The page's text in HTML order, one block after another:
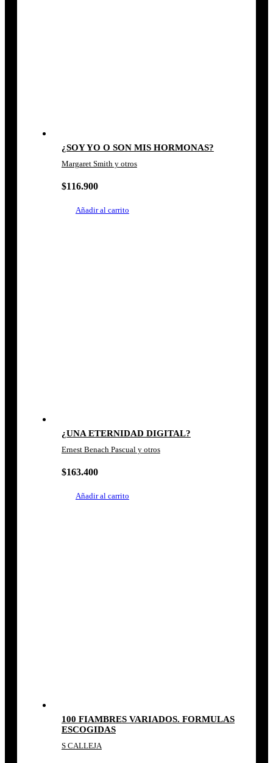
¿SOY YO O SON MIS HORMONAS?
Margaret Smith y otros
$116.900
Añadir al carrito
¿UNA ETERNIDAD DIGITAL?
Ernest Benach Pascual y otros
$163.400
Añadir al carrito
100 FIAMBRES VARIADOS. FORMULAS
ESCOGIDAS
S CALLEJA